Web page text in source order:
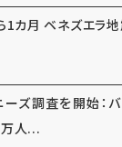
カ月 ベネズエラ
ズ調査を開始：
万人...